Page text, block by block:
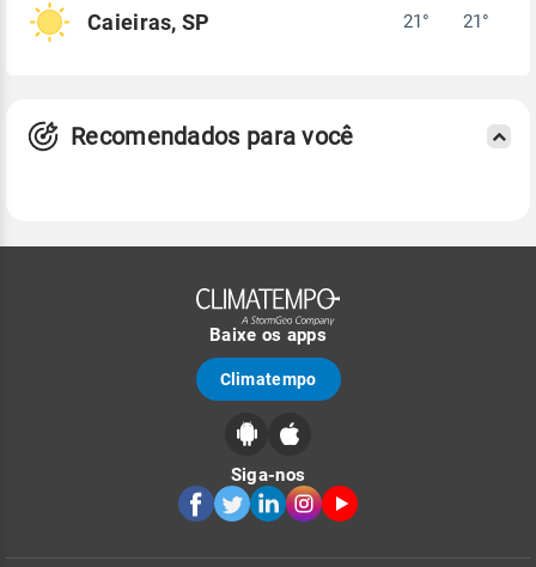
Caieiras, SP 21° 21°
Recomendados para você
Baixe os apps
Climatempo
Siga-nos